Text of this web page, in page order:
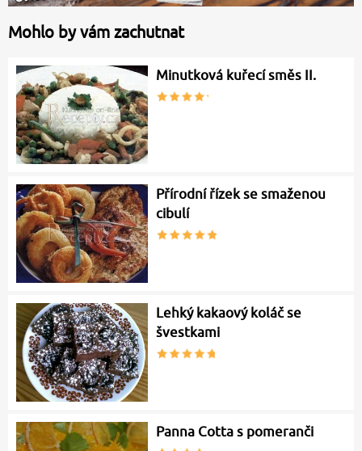
Mohlo by vám zachutnat
Minutková kuřecí směs II.
Přírodní řízek se smaženou
cibulí
Lehký kakaový koláč se
švestkami
Panna Cotta s pomeranči